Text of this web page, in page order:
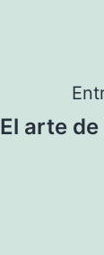
El arte de